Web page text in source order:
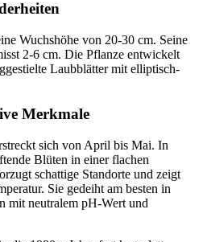
Wuchshöhe von 20-30 cm. Seine
2-6 cm. Die Pflanze entwickelt
Laubblätter mit elliptisch-
Merkmale
sich von April bis Mai. In
Blüten in einer flachen
schattige Standorte und zeigt
Sie gedeiht am besten in
mit neutralem pH-Wert und